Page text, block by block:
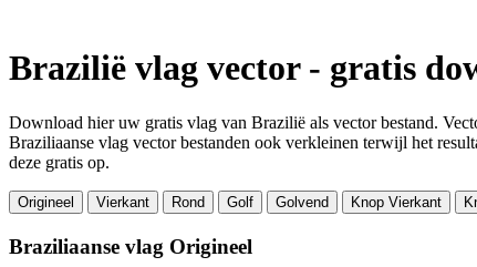
Brazilië vlag vector - gratis
Download hier uw gratis vlag van Brazilië als vector bestand.
Braziliaanse vlag vector bestanden ook verkleinen terwijl het
deze gratis op.
Origineel Vierkant Rond Golf Golvend Knop Vierkant
Braziliaanse vlag Origineel